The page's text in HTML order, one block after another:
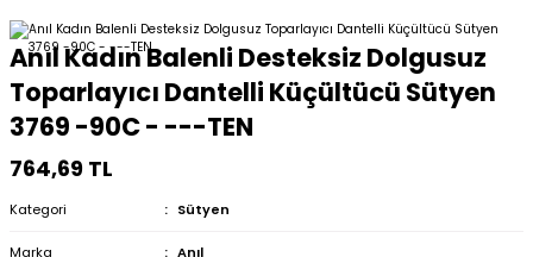
Çorap
Anıl Kadın Balenli Desteksiz Dolgusuz
Toparlayıcı Dantelli Küçültücü Sütyen
3769 -90C - ---TEN
764,69 TL
Kategori Sütyen
Marka Anıl